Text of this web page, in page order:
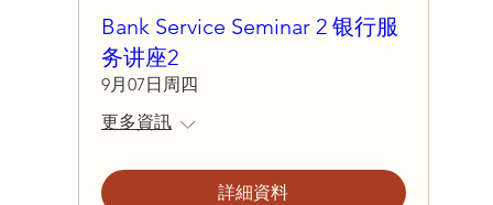
Bank Service Seminar 2 银行服
务讲座2
9月07日周四
更多資訊
詳細資料